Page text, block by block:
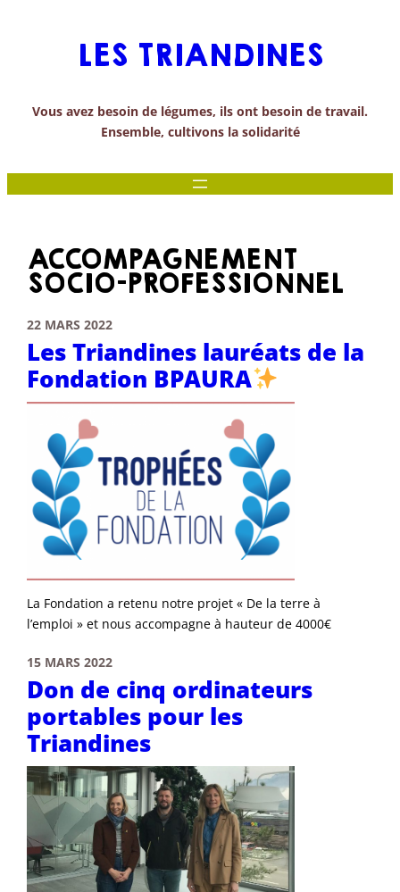
LES TRIANDINES
Vous avez besoin de légumes, ils ont besoin de travail.
Ensemble, cultivons la solidarité
ACCOMPAGNEMENT
SOCIO-PROFESSIONNEL
22 MARS 2022
Les Triandines lauréats de la
Fondation BPAURA
La Fondation a retenu notre projet « De la terre à
l’emploi » et nous accompagne à hauteur de 4000€
15 MARS 2022
Don de cinq ordinateurs
portables pour les
Triandines